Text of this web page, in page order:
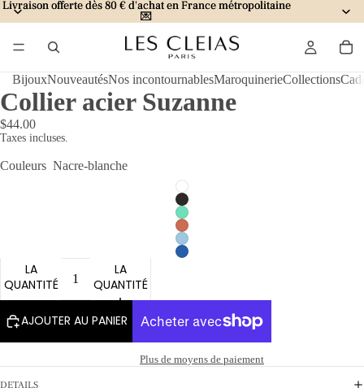
Livraison offerte dès 80 € d'achat en France métropolitaine
💌
Livraison offerte dès 80 € d'achat en France métropolitaine
💌
BijouxNouveautésNos incontournablesMaroquinerieCollections
Collier acier Suzanne
$44.00
Taxes incluses.
Couleurs Nacre-blanche
LA
QUANTITÉ
AUGMENTER
LA
QUANTITÉ
AJOUTER AU PANIER
Plus de moyens de paiement
DETAILS